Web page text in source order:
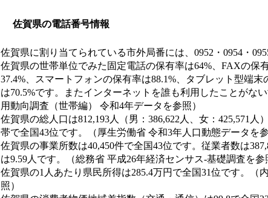
佐賀県の電話番号情報
佐賀県に割り当てられている市外局番には、0952・0954・
佐賀県の世帯単位でみた固定電話の保有率は64%、FAXの保
37.4%、スマートフォンの保有率は88.1%、タブレット型端
は70.5%です。またインターネットを誰も利用したことがな
用動向調査（世帯編） 令和4年データを参照）
佐賀県の総人口は812,193人（男：386,622人、女：425,571人
帯で全国43位です。（厚生労働省 令和3年人口動態データを
佐賀県の事業所数は40,450件で全国43位です。従業者数は
は9.59人です。（総務省 平成26年経済センサス‐基礎調査を参
佐賀県の1人あたり県民所得は285.4万円で全国31位です。（
照）